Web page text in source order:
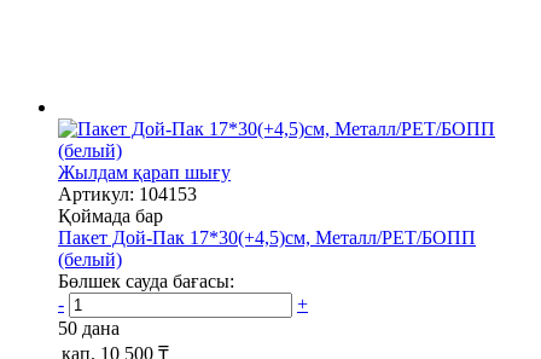
Жылдам қарап шығу
Артикул: 104153
Қоймада бар
Пакет Дой-Пак 17*30(+4,5)см, Металл/PET/БОПП
(белый)
Бөлшек сауда бағасы:
-
+
50 дана
қап. 10 500 ₸